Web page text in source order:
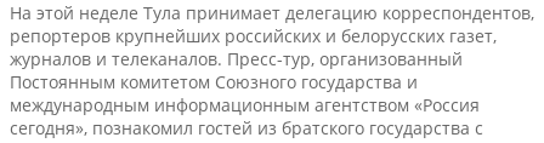
На этой неделе Тула принимает делегацию корреспондентов,
репортеров крупнейших российских и белорусских газет,
журналов и телеканалов. Пресс-тур, организованный
Постоянным комитетом Союзного государства и
международным информационным агентством «Россия
сегодня», познакомил гостей из братского государства с